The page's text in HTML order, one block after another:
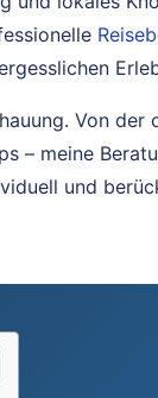
Von der
– meine
und